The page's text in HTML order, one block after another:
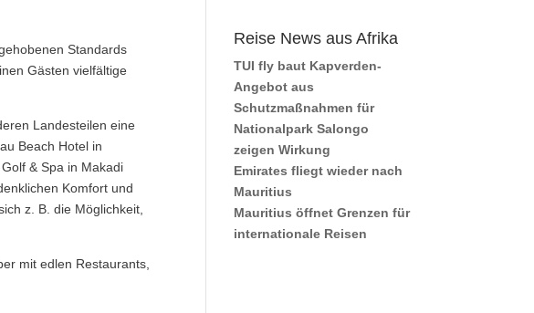
Standards
Gästen vielfältige
Landesteilen eine
Beach Hotel in
& Spa in Makadi
Komfort und
z. B. die Möglichkeit,
mit edlen Restaurants,
Reise News aus Afrika
TUI fly baut Kapverden-
Angebot aus
Schutzmaßnahmen für
Nationalpark Salongo
zeigen Wirkung
Emirates fliegt wieder nach
Mauritius
Mauritius öffnet Grenzen für
internationale Reisen